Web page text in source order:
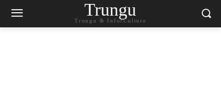
Trungu
Trungu & InforCulture